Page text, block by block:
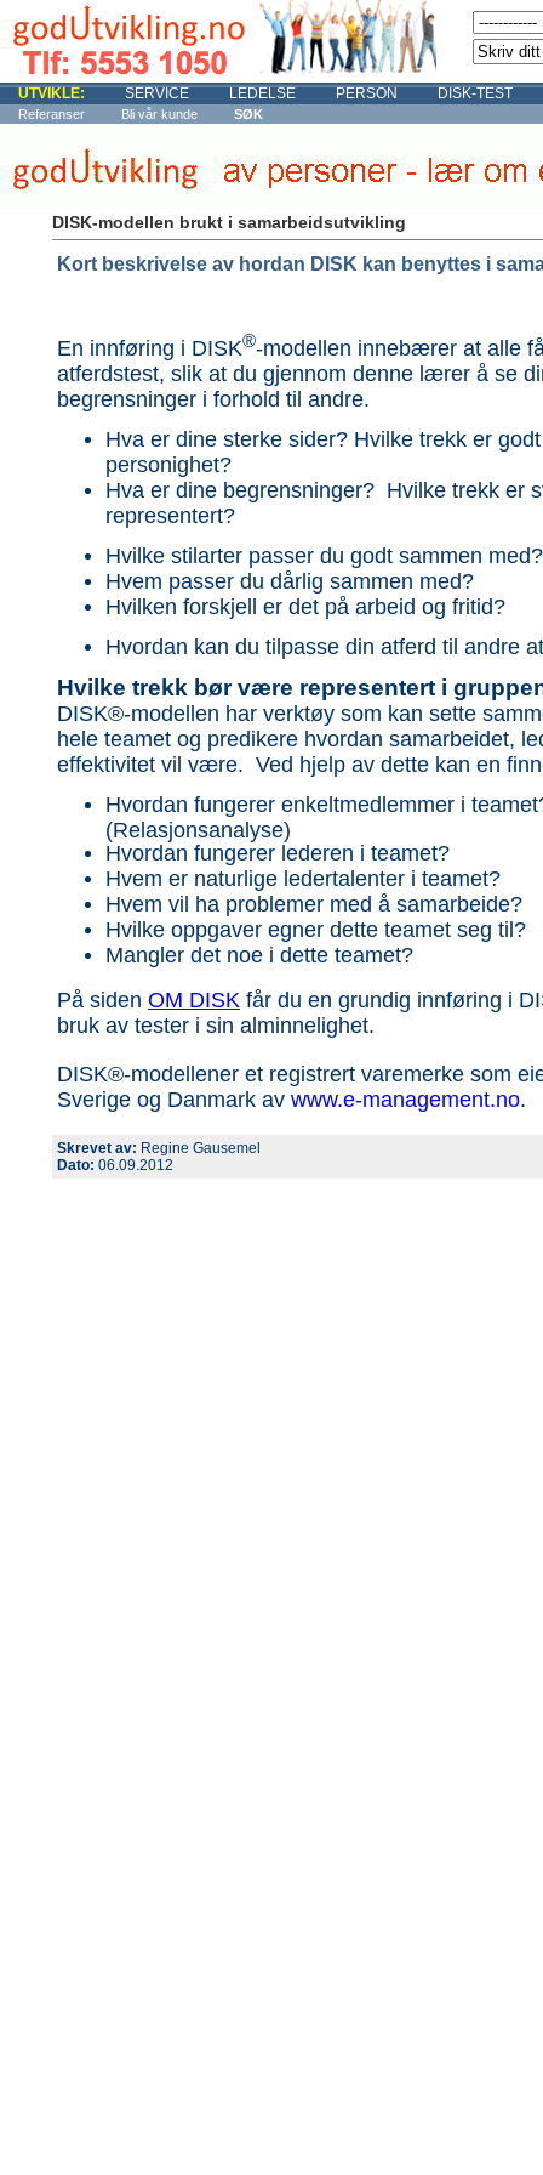
UTVIKLE: SERVICE LEDELSE PERSON DISK-TEST
Referanser Bli vår kunde SØK
DISK-modellen brukt i samarbeidsutvikling
Kort beskrivelse av hordan DISK kan benyttes i
En innføring i DISK®-modellen innebærer at alle
atferdstest, slik at du gjennom denne lærer å se
begrensninger i forhold til andre.
Hva er dine sterke sider? Hvilke trekk er
personighet?
Hva er dine begrensninger? Hvilke trekk er
representert?
Hvilke stilarter passer du godt sammen med?
Hvem passer du dårlig sammen med?
Hvilken forskjell er det på arbeid og fritid?
Hvordan kan du tilpasse din atferd til andre
Hvilke trekk bør være representert i
DISK®-modellen har verktøy som kan sette
hele teamet og predikere hvordan samarbeidet,
effektivitet vil være. Ved hjelp av dette kan en
Hvordan fungerer enkeltmedlemmer i
(Relasjonsanalyse)
Hvordan fungerer lederen i teamet?
Hvem er naturlige ledertalenter i teamet?
Hvem vil ha problemer med å samarbeide?
Hvilke oppgaver egner dette teamet seg til?
Mangler det noe i dette teamet?
På siden OM DISK får du en grundig innføring i
bruk av tester i sin alminnelighet.
DISK®-modellener et registrert varemerke som
Sverige og Danmark av www.e-management.no.
Skrevet av: Regine Gausemel
Dato: 06.09.2012